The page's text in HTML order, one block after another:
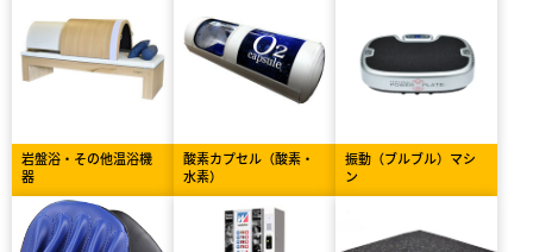
岩盤浴・その他温浴機
器
酸素カプセル（酸素・
水素）
振動（ブルブル）マシ
ン